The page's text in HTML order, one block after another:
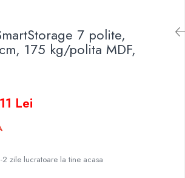
7 polite,
175 kg/polita MDF,
Lei
2 zile lucratoare la tine acasa